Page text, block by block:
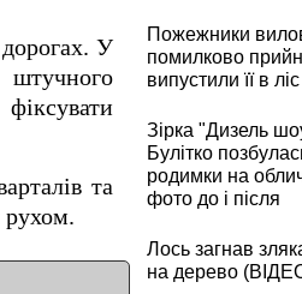
У
штучного
та
рухом.
Пожежники
помилково
випустили її в
Зірка "Дизель
Булітко
родимки на
фото до і після
Лось загнав
на дерево